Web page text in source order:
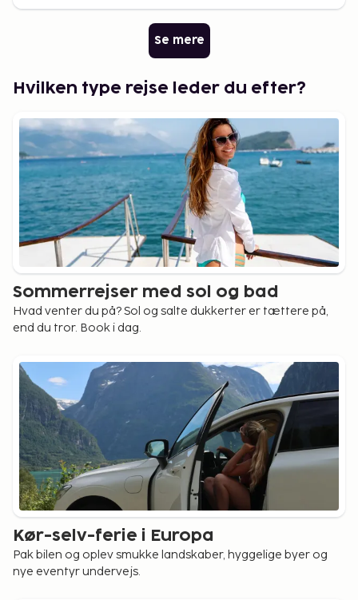
Se mere
Hvilken type rejse leder du efter?
Sommerrejser med sol og bad
Hvad venter du på? Sol og salte dukkerter er tættere på,
end du tror. Book i dag.
Kør-selv-ferie i Europa
Pak bilen og oplev smukke landskaber, hyggelige byer og
nye eventyr undervejs.